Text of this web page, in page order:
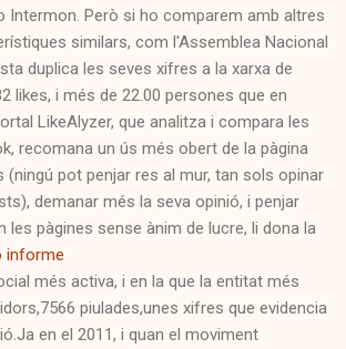
Intermon. Però si ho comparem amb altres
similars, com l'Assemblea Nacional
duplica les seves xifres a la xarxa de
likes, i més de 22.00 persones que en
LikeAlyzer, que analitza i compara les
recomana un ús més obert de la pàgina
(ningú pot penjar res al mur, tan sols opinar
demanar més la seva opinió, i penjar
les pàgines sense ànim de lucre, li dona la
informe
més activa, i en la que la entitat més
piulades,unes xifres que evidencia
en el 2011, i quan el moviment